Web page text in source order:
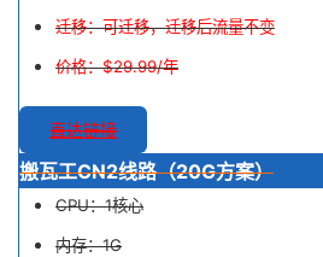
迁移：可迁移，迁移后流量不变
价格：$29.99/年
直达链接
搬瓦工CN2线路（20G方案）
CPU：1核心
内存：1G